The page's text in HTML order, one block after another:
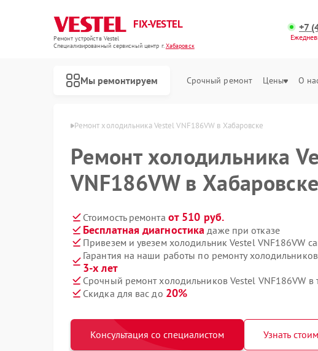
FIX-VESTEL
Ремонт устройств Vestel
Специализированный cервисный центр г.Хабаровск
+7
Мы ремонтируем Срочный ремонт Цены О
Ремонт холодильника Vestel VNF186VW в Хабаровске
Ремонт холодильника
VNF186VW в Хабаровске
Стоимость ремонта от 510 руб.
Бесплатная диагностика даже при отказе
Привезем и увезем холодильник Vestel VNF186VW
Гарантия на наши работы по ремонту
3-х лет
Срочный ремонт холодильников Vestel VNF186VW в
Скидка для вас до 20%
Консультация со специалистом Узнать